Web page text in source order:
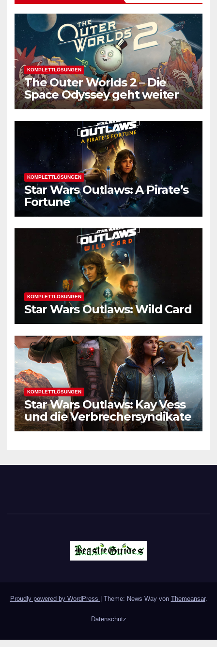
KOMPLETTLÖSUNGEN
The Outer Worlds 2 – Die
Space Odyssey geht weiter
KOMPLETTLÖSUNGEN
Star Wars Outlaws: A Pirate’s
Fortune
KOMPLETTLÖSUNGEN
Star Wars Outlaws: Wild Card
KOMPLETTLÖSUNGEN
Star Wars Outlaws: Kay Vess
und die Verbrechersyndikate
Proudly powered by WordPress Theme: News Way von Themeansar.
Datenschutz